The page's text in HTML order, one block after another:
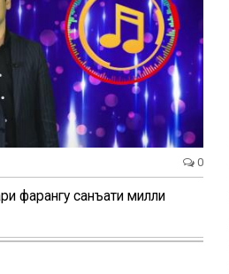
0
фарҳангу санъати милли